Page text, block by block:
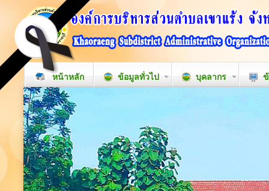
หน้าหลัก ข้อมูลทั่วไป บุคลากร